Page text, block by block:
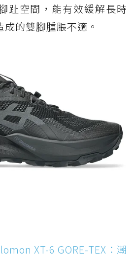
趾空間，能有效緩解長時
的雙腳腫脹不適。
XT-6 GORE-TEX：潮